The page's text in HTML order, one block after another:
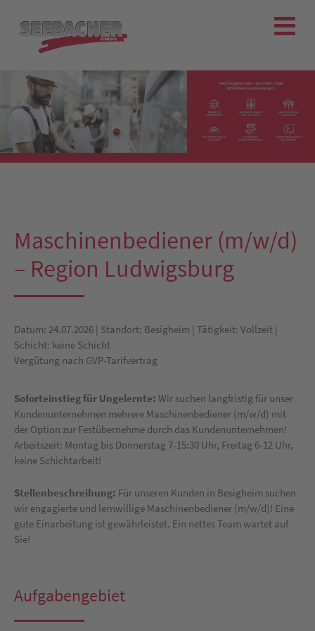
Maschinenbediener (m/w/d)
– Region Ludwigsburg
Datum: 24.07.2026 | Standort: Besigheim | Tätigkeit: Vollzeit |
Schicht: keine Schicht
Vergütung nach GVP-Tarifvertrag
Soforteinstieg für Ungelernte: Wir suchen langfristig für unser
Kundenunternehmen mehrere Maschinenbediener (m/w/d) mit
der Option zur Festübernehme durch das Kundenunternehmen!
Arbeitszeit: Montag bis Donnerstag 7-15:30 Uhr, Freitag 6-12 Uhr,
keine Schichtarbeit!
Stellenbeschreibung: Für unseren Kunden in Besigheim suchen
wir engagierte und lernwillige Maschinenbediener (m/w/d)! Eine
gute Einarbeitung ist gewährleistet. Ein nettes Team wartet auf
Sie!
Aufgabengebiet